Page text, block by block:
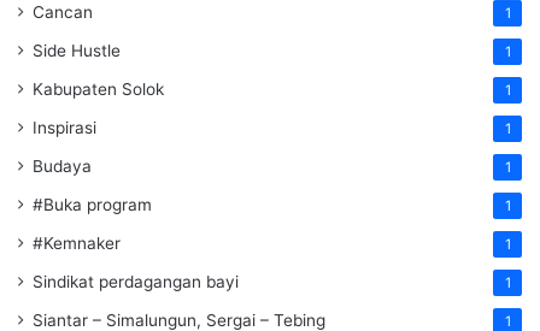
Cancan 1
Side Hustle 1
Kabupaten Solok 1
Inspirasi 1
Budaya 1
#Buka program 1
#Kemnaker 1
Sindikat perdagangan bayi 1
Siantar – Simalungun, Sergai – Tebing 1